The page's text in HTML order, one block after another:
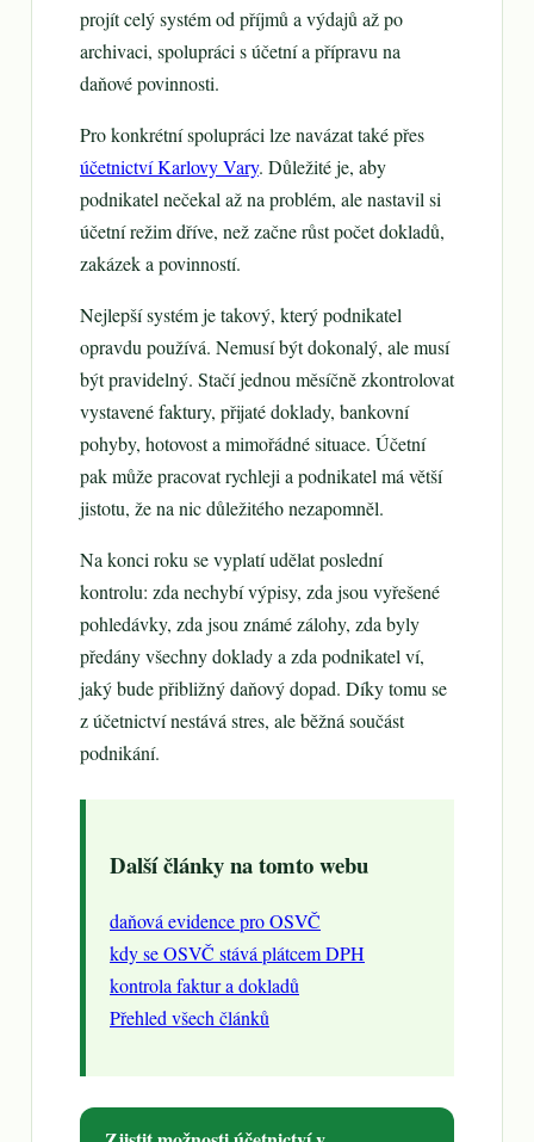
projít celý systém od příjmů a výdajů až po
archivaci, spolupráci s účetní a přípravu na
daňové povinnosti.
Pro konkrétní spolupráci lze navázat také přes
účetnictví Karlovy Vary. Důležité je, aby
podnikatel nečekal až na problém, ale nastavil si
účetní režim dříve, než začne růst počet dokladů,
zakázek a povinností.
Nejlepší systém je takový, který podnikatel
opravdu používá. Nemusí být dokonalý, ale musí
být pravidelný. Stačí jednou měsíčně zkontrolovat
vystavené faktury, přijaté doklady, bankovní
pohyby, hotovost a mimořádné situace. Účetní
pak může pracovat rychleji a podnikatel má větší
jistotu, že na nic důležitého nezapomněl.
Na konci roku se vyplatí udělat poslední
kontrolu: zda nechybí výpisy, zda jsou vyřešené
pohledávky, zda jsou známé zálohy, zda byly
předány všechny doklady a zda podnikatel ví,
jaký bude přibližný daňový dopad. Díky tomu se
z účetnictví nestává stres, ale běžná součást
podnikání.
Další články na tomto webu
daňová evidence pro OSVČ
kdy se OSVČ stává plátcem DPH
kontrola faktur a dokladů
Přehled všech článků